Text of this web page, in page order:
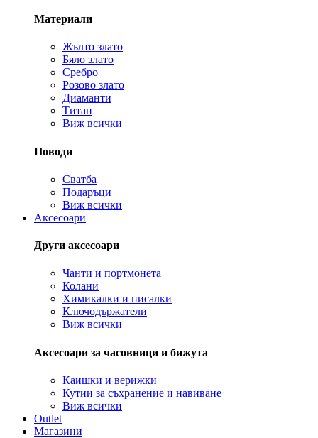
Материали
Жълто злато
Бяло злато
Сребро
Розово злато
Диаманти
Титан
Виж всички
Поводи
Сватба
Подаръци
Виж всички
Аксесоари
Други аксесоари
Чанти и портмонета
Колани
Химикалки и писалки
Ключодържатели
Виж всички
Аксесоари за часовници и бижута
Каишки и верижки
Кутии за съхранение и навиване
Виж всички
Outlet
Магазини